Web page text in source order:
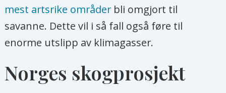
mest artsrike områderbli omgjort til
savanne. Dette vil i så fall også føre til
enorme utslipp av klimagasser.
Norges skogprosjekt